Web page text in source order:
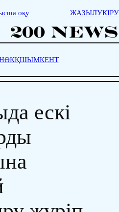
оқу ЖАЗЫЛУКІРУ
ӨКҚШЫМКЕНТ
ескі